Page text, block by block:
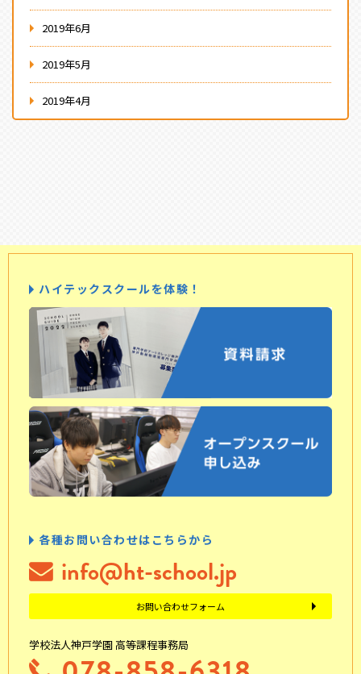
2019年6月
2019年5月
2019年4月
ハイテックスクールを体験！
各種お問い合わせはこちらから
info@ht-school.jp
お問い合わせフォーム
学校法人神戸学園 高等課程事務局